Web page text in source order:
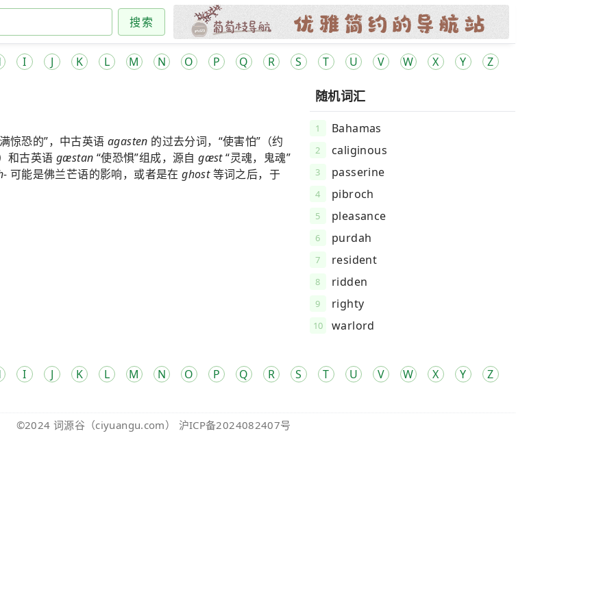
搜索
I J K L M N O P Q R S T U V W X Y Z
惊恐的”，中古英语agasten 的过去分词，“使害怕”（约
和古英语gæstan “使恐惧”组成，源自gæst“灵魂，鬼魂”
可能是佛兰芒语的影响，或者是在ghost等词之后，于
随机词汇
1 Bahamas
2 caliginous
3 passerine
4 pibroch
5 pleasance
6 purdah
7 resident
8 ridden
9 righty
10 warlord
I J K L M N O P Q R S T U V W X Y Z
©2024 词源谷 （ciyuangu.com） 沪ICP备2024082407号